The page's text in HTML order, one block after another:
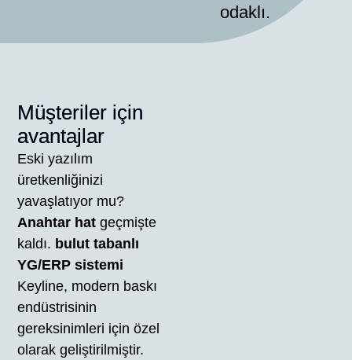
odaklı.
Müşteriler için
avantajlar
Eski yazılım
üretkenliğinizi
yavaşlatıyor mu?
Anahtar hat geçmişte
kaldı. bulut tabanlı
YG/ERP sistemi
Keyline, modern baskı
endüstrisinin
gereksinimleri için özel
olarak geliştirilmiştir.